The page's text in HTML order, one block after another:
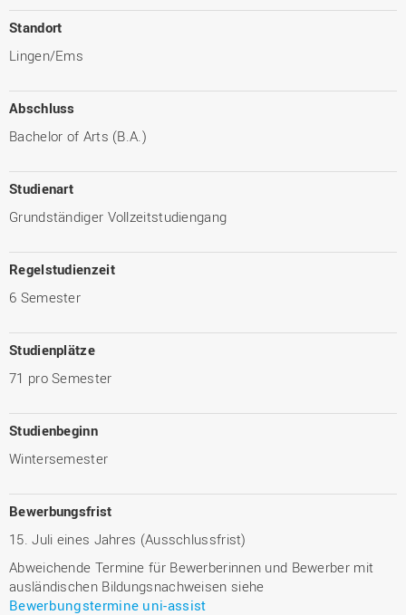
Standort
Lingen/Ems
Abschluss
Bachelor of Arts (B.A.)
Studienart
Grundständiger Vollzeitstudiengang
Regelstudienzeit
6 Semester
Studienplätze
71 pro Semester
Studienbeginn
Wintersemester
Bewerbungsfrist
15. Juli eines Jahres (Ausschlussfrist)
Abweichende Termine für Bewerberinnen und Bewerber mit
ausländischen Bildungsnachweisen siehe
Bewerbungstermine uni-assist